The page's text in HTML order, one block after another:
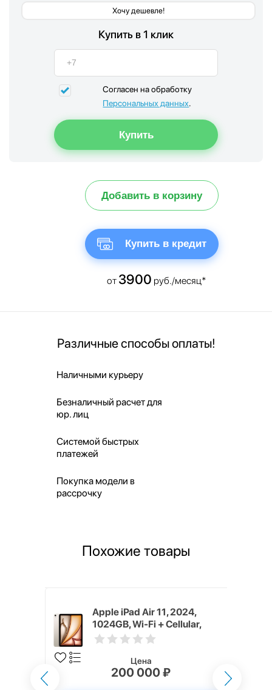
Хочу дешевле!
Купить в 1 клик
Согласен на обработку
Персональных данных.
Добавить в корзину
Купить в кредит
от 3900 руб./месяц*
Различные способы оплаты!
Наличными курьеру
Безналичный расчет для
юр. лиц
Системой быстрых
платежей
Покупка модели в
рассрочку
Похожие товары
Apple iPad Air 11, 2024,
1024GB, Wi-Fi + Cellular,
Starlight
Цена
200 000 ₽